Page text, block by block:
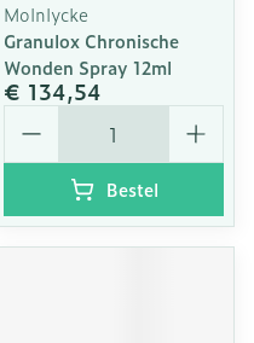
Molnlycke
Granulox Chronische
Wonden Spray 12ml
€ 134,54
Aantal
Bestel